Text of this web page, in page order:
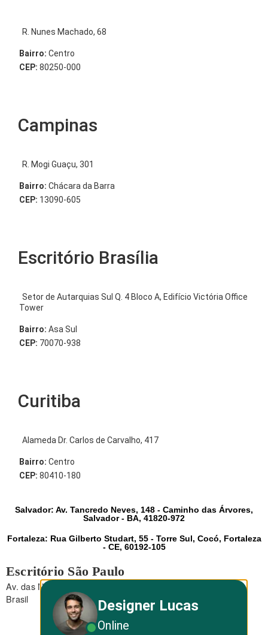
R. Nunes Machado, 68
Bairro: Centro
CEP: 80250-000
Campinas
R. Mogi Guaçu, 301
Bairro: Chácara da Barra
CEP: 13090-605
Escritório Brasília
Setor de Autarquias Sul Q. 4 Bloco A, Edifício Victória Office
Tower
Bairro: Asa Sul
CEP: 70070-938
Curitiba
Alameda Dr. Carlos de Carvalho, 417
Bairro: Centro
CEP: 80410-180
Salvador: Av. Tancredo Neves, 148 - Caminho das Árvores,
Salvador - BA, 41820-972
Fortaleza: Rua Gilberto Studart, 55 - Torre Sul, Cocó, Fortaleza
- CE, 60192-105
Escritório São Paulo
Av. das Nações Unidas, 12.495 - Brooklin - São Paulo - SP -
Brasil
Designer Lucas
Online